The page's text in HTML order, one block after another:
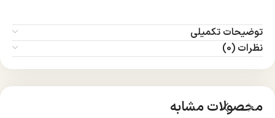
توضیحات تکمیلی
نظرات (0)
محصولات مشابه